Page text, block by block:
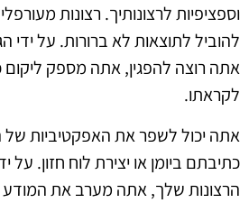
וספציפיות לרצונותיך. רצונות
להוביל לתוצאות לא ברורות. על
אתה רוצה להפגין, אתה מספק ליקום
לקראתו.
אתה יכול לשפר את האפקטיביות
כתיבתם ביומן או יצירת לוח חזון. על
הרצונות שלך, אתה מערב את